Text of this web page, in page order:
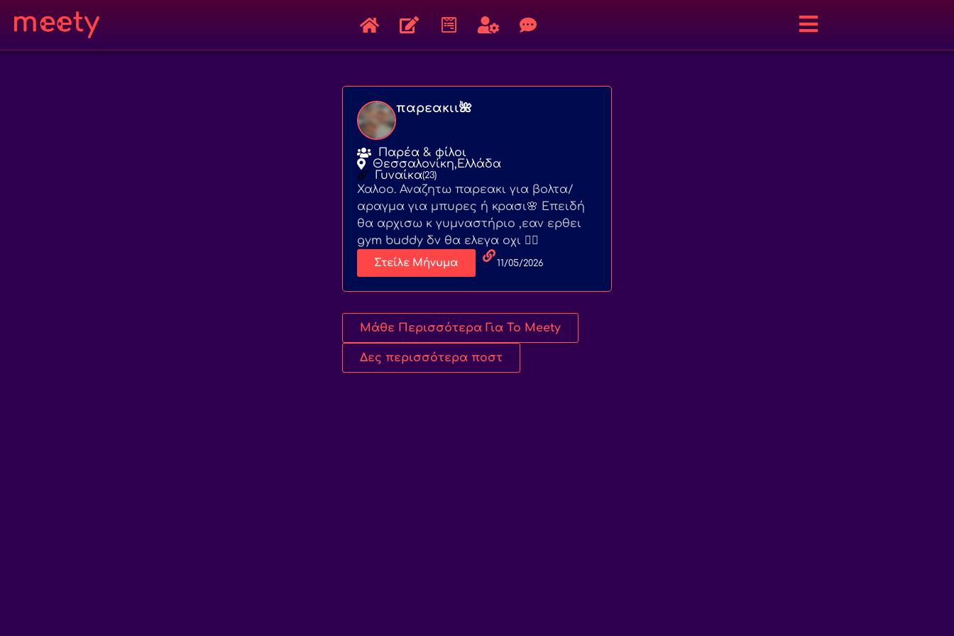
παρεακιι🌺
Παρέα & φίλοι
Θεσσαλονίκη,Ελλάδα
Γυναίκα(23)
Χαλοο. Αναζητω παρεακι για βολτα/
αραγμα για μπυρες ή κρασι🌸 Επειδή
θα αρχισω κ γυμναστήριο ,εαν ερθει
gym buddy δν θα ελεγα οχι 🙂‍↔️
Στείλε Μήνυμα 11/05/2026
Μάθε Περισσότερα Για Το Meety
Δες περισσότερα ποστ